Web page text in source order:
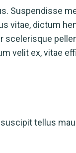
Suspendisse
vitae, dictum
scelerisque
velit ex, vitae
tellus mau